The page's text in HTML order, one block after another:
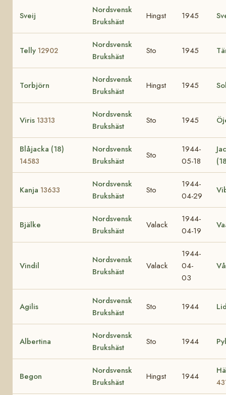
Sveij
Nordsvensk
Brukshäst
Hingst 1945
Telly 12902
Nordsvensk
Brukshäst
Sto 1945
Torbjörn
Nordsvensk
Brukshäst
Hingst 1945
Viris 13313
Nordsvensk
Brukshäst
Sto 1945
Blåjacka (18)
14583
Nordsvensk
Brukshäst
Sto
1944-
05-18
Kanja 13633
Nordsvensk
Brukshäst
Sto
1944-
04-29
Bjälke
Nordsvensk
Brukshäst
Valack
1944-
04-19
Vindil
Nordsvensk
Brukshäst
Valack
1944-
04-
03
Agilis
Nordsvensk
Brukshäst
Sto 1944
Albertina
Nordsvensk
Brukshäst
Sto 1944
Begon
Nordsvensk
Brukshäst
Hingst 1944